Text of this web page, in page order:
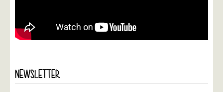
NEWSLETTER